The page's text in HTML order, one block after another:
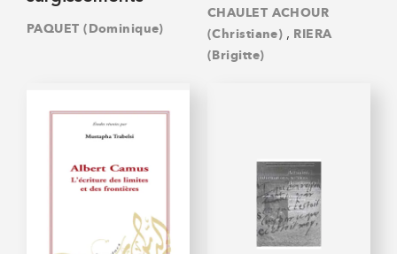
PAQUET (Dominique)
CHAULET ACHOUR
(Christiane) , RIERA
(Brigitte)